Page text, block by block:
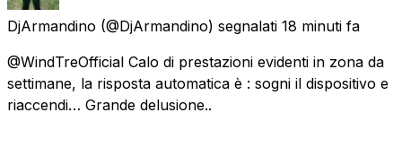
DjArmandino (@DjArmandino) segnalati 18 minuti fa
@WindTreOfficial Calo di prestazioni evidenti in zona da
settimane, la risposta automatica è : sogni il dispositivo e
riaccendi… Grande delusione..